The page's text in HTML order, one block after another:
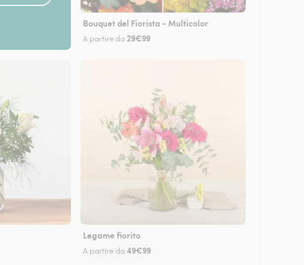
Bouquet del Fiorista - Multicolor
A partire da 29€99
Legame fiorito
A partire da 49€99